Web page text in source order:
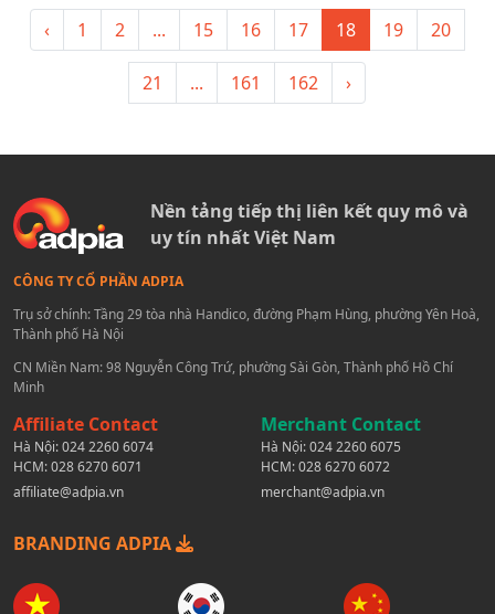
‹ 1 2 ... 15 16 17 18 19 20
21 ... 161 162 ›
Nền tảng tiếp thị liên kết quy mô và
uy tín nhất Việt Nam
CÔNG TY CỔ PHẦN ADPIA
Trụ sở chính: Tầng 29 tòa nhà Handico, đường Phạm Hùng, phường Yên Hoà,
Thành phố Hà Nội
CN Miền Nam: 98 Nguyễn Công Trứ, phường Sài Gòn, Thành phố Hồ Chí
Minh
Affiliate Contact
Hà Nội:024 2260 6074
HCM:028 6270 6071
affiliate@adpia.vn
Merchant Contact
Hà Nội:024 2260 6075
HCM:028 6270 6072
merchant@adpia.vn
BRANDING ADPIA